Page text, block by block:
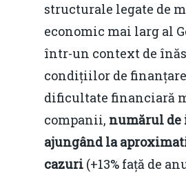
structurale legate de
economic mai larg al
într-un context de
condițiilor de
dificultate financiară
companii, numărul
ajungând la
cazuri (+13% față de